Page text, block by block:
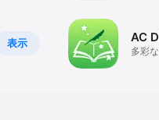
表示 AC
多彩